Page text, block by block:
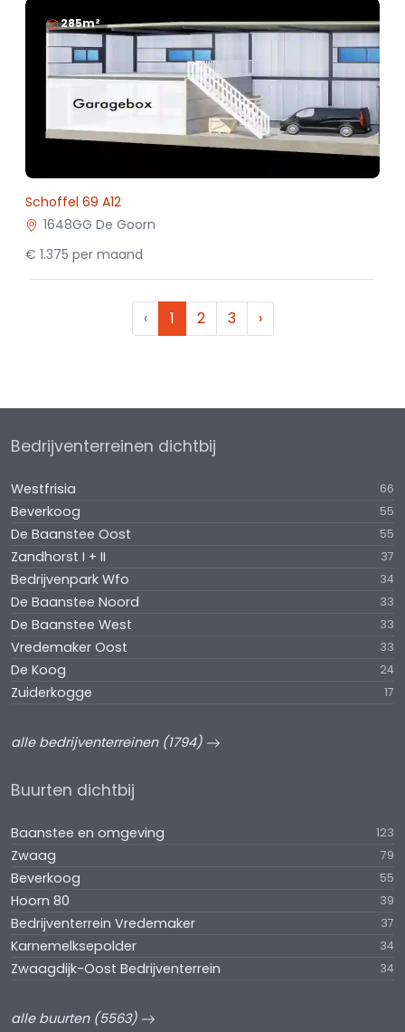
285m²
Schoffel 69 A12
1648GG De Goorn
€ 1.375 per maand
‹ 1 2 3 ›
Bedrijventerreinen dichtbij
Westfrisia 66
Beverkoog 55
De Baanstee Oost 55
Zandhorst I + II 37
Bedrijvenpark Wfo 34
De Baanstee Noord 33
De Baanstee West 33
Vredemaker Oost 33
De Koog 24
Zuiderkogge 17
alle bedrijventerreinen (1794)
Buurten dichtbij
Baanstee en omgeving 123
Zwaag 79
Beverkoog 55
Hoorn 80 39
Bedrijventerrein Vredemaker 37
Karnemelksepolder 34
Zwaagdijk-Oost Bedrijventerrein 34
alle buurten (5563)